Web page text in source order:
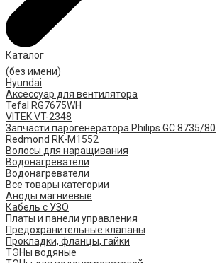
Каталог
(без имени)
Hyundai
Аксессуар для вентилятора
Tefal RG7675WH
VITEK VT-2348
Запчасти парогенератора Philips GC 8735/80
Redmond RK-M1552
Волосы для наращивания
Водонагреватели
Водонагреватели
Все товары категории
Аноды магниевые
Кабель с УЗО
Платы и панели управления
Предохранительные клапаны
Прокладки, фланцы, гайки
ТЭНы водяные